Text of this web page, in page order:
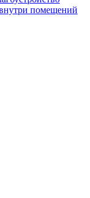
помещений